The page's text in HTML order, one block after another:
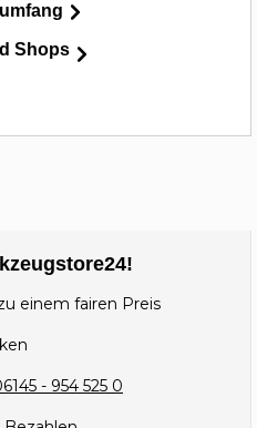
Shops
einem fairen Preis
- 954 525 0